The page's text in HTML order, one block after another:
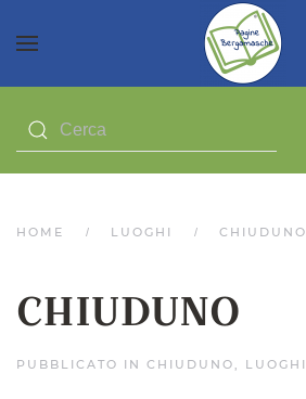
HOME LUOGHI CHIUDUNO
CHIUDUNO
PUBBLICATO IN CHIUDUNO, LUOGHI